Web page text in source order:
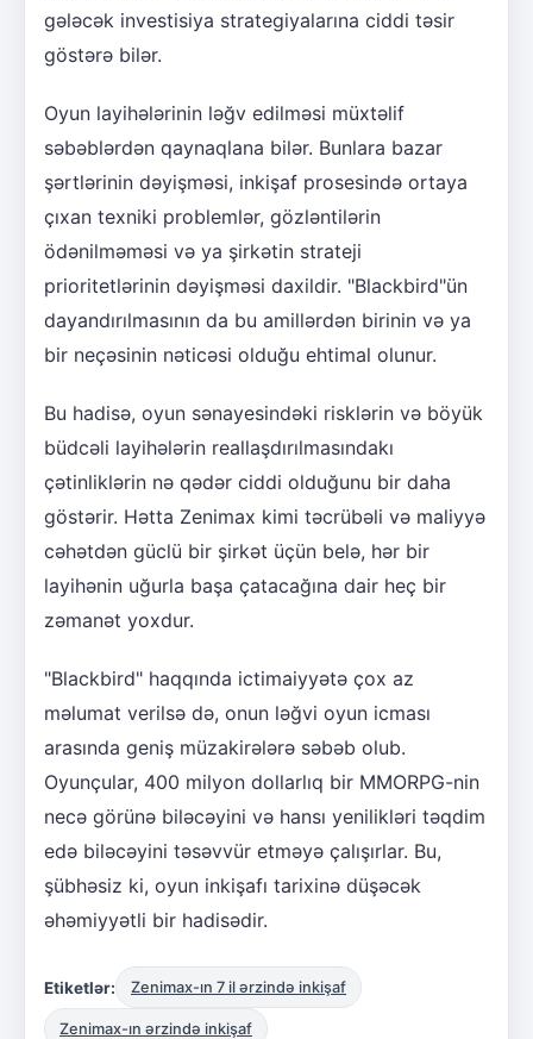
gələcək investisiya strategiyalarına ciddi təsir
göstərə bilər.
Oyun layihələrinin ləğv edilməsi müxtəlif
səbəblərdən qaynaqlana bilər. Bunlara bazar
şərtlərinin dəyişməsi, inkişaf prosesində ortaya
çıxan texniki problemlər, gözləntilərin
ödənilməməsi və ya şirkətin strateji
prioritetlərinin dəyişməsi daxildir. "Blackbird"ün
dayandırılmasının da bu amillərdən birinin və ya
bir neçəsinin nəticəsi olduğu ehtimal olunur.
Bu hadisə, oyun sənayesindəki risklərin və böyük
büdcəli layihələrin reallaşdırılmasındakı
çətinliklərin nə qədər ciddi olduğunu bir daha
göstərir. Hətta Zenimax kimi təcrübəli və maliyyə
cəhətdən güclü bir şirkət üçün belə, hər bir
layihənin uğurla başa çatacağına dair heç bir
zəmanət yoxdur.
"Blackbird" haqqında ictimaiyyətə çox az
məlumat verilsə də, onun ləğvi oyun icması
arasında geniş müzakirələrə səbəb olub.
Oyunçular, 400 milyon dollarlıq bir MMORPG-nin
necə görünə biləcəyini və hansı yenilikləri təqdim
edə biləcəyini təsəvvür etməyə çalışırlar. Bu,
şübhəsiz ki, oyun inkişafı tarixinə düşəcək
əhəmiyyətli bir hadisədir.
Etiketlər: Zenimax-ın 7 il ərzində inkişaf
Zenimax-ın ərzində inkişaf